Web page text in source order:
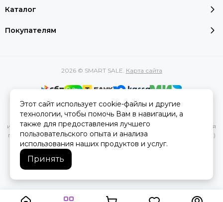
Каталог
Покупателям
2026 © SMART SALE. Карта сайта
Вся представленная на сайте информация, касающаяся
характеристик, стоимости товаров и услуг, носит
информационный характер и ни при каких условиях не является
публичной офертой, определяемой положениями Статьи 437(2)
Гражданского кодекса РФ.
Этот сайт использует cookie-файлы и другие
технологии, чтобы помочь Вам в навигации, а
также для предоставления лучшего
пользовательского опыта и анализа
использования наших продуктов и услуг.
Принять